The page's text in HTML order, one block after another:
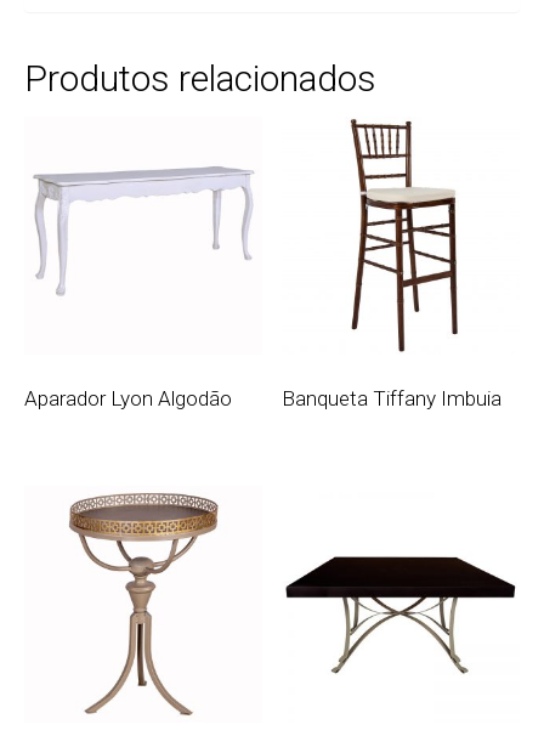
Produtos relacionados
Aparador Lyon Algodão Banqueta Tiffany Imbuia